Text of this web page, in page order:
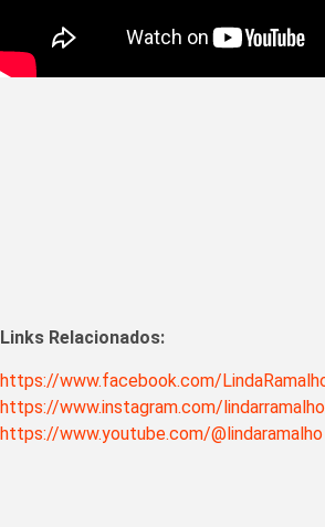
Links Relacionados:
https://www.facebook.com/
https://www.instagram.com/
https://www.youtube.com/@lindaramalho